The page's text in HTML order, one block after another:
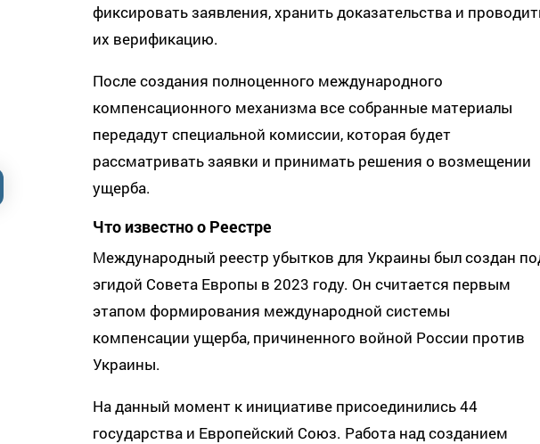
фиксировать заявления, хранить доказательства и
их верификацию.
После создания полноценного международного
компенсационного механизма все собранные материалы
передадут специальной комиссии, которая будет
рассматривать заявки и принимать решения о возмещении
ущерба.
Что известно о Реестре
Международный реестр убытков для Украины был создан
эгидой Совета Европы в 2023 году. Он считается первым
этапом формирования международной системы
компенсации ущерба, причиненного войной России против
Украины.
На данный момент к инициативе присоединились 44
государства и Европейский Союз. Работа над созданием